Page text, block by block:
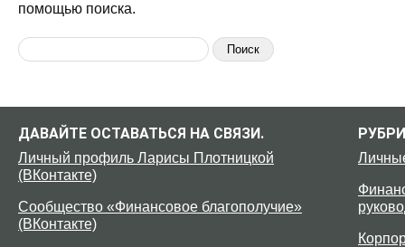
помощью поиска.
Найти:
ДАВАЙТЕ ОСТАВАТЬСЯ НА СВЯЗИ.
Личный профиль Ларисы Плотницкой
(ВКонтакте)
Сообщество «Финансовое благополучие»
(ВКонтакте)